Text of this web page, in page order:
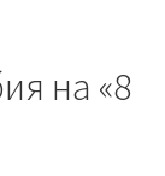
на «8